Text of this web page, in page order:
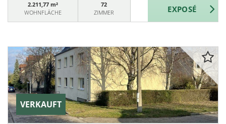
2.211,77 m²
WOHNFLÄCHE
72
ZIMMER
VERKAUFT